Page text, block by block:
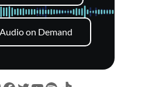
on Demand